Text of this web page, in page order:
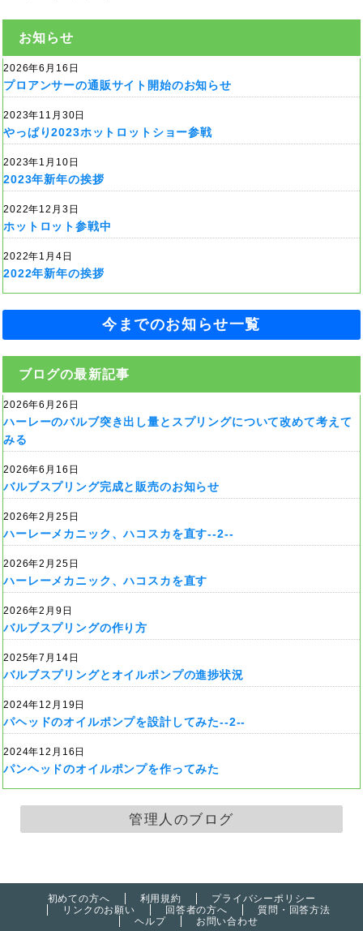
お知らせ
2026年6月16日
プロアンサーの通販サイト開始のお知らせ
2023年11月30日
やっぱり2023ホットロットショー参戦
2023年1月10日
2023年新年の挨拶
2022年12月3日
ホットロット参戦中
2022年1月4日
2022年新年の挨拶
今までのお知らせ一覧
ブログの最新記事
2026年6月26日
ハーレーのバルブ突き出し量とスプリングについて改めて考えて
みる
2026年6月16日
バルブスプリング完成と販売のお知らせ
2026年2月25日
ハーレーメカニック、ハコスカを直す--2--
2026年2月25日
ハーレーメカニック、ハコスカを直す
2026年2月9日
バルブスプリングの作り方
2025年7月14日
バルブスプリングとオイルポンプの進捗状況
2024年12月19日
パヘッドのオイルポンプを設計してみた--2--
2024年12月16日
パンヘッドのオイルポンプを作ってみた
管理人のブログ
初めての方へ 利用規約
プライバシーポリシー
リンクのお願い
回答者の方へ
質問・回答方法
ヘルプ
お問い合わせ